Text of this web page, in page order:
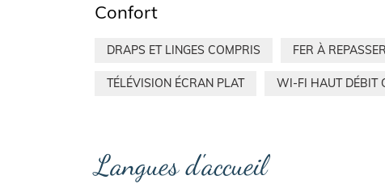
Confort
DRAPS ET LINGES COMPRIS FER À REPASSER
TÉLÉVISION ÉCRAN PLAT WI-FI HAUT DÉBIT
Langues d'accueil